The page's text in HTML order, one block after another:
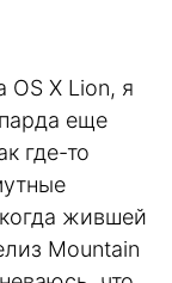
OS X Lion, я
еще
где-то
жившей
Mountain